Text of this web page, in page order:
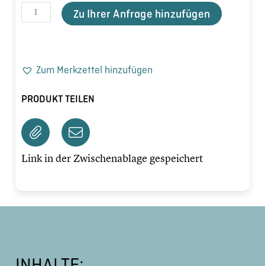
Zu Ihrer Anfrage hinzufügen
Zum Merkzettel hinzufügen
PRODUKT TEILEN
Link in der Zwischenablage gespeichert